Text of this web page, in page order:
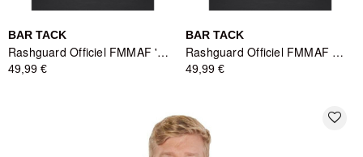
BAR TACK
Rashguard Officiel FMMAF 'Drift' - Grade Jaune
49,99 €
BAR TACK
Rashguard Officiel FMMAF Bar Tack 'Drift' - Grade Orange
49,99 €
favorite_border